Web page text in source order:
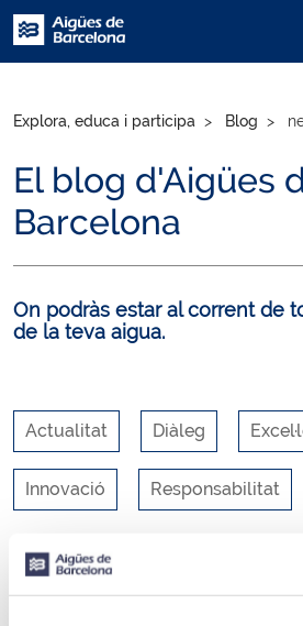
Explora, educa i participa Blog
El blog d'Aigües
Barcelona
On podràs estar al corrent de
de la teva aigua.
Actualitat Diàleg
Innovació Responsabilitat